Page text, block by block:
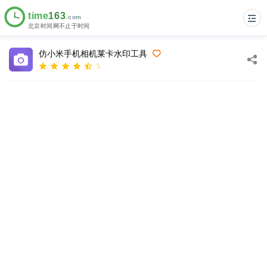
仿小米手机相机莱卡水印工具
5